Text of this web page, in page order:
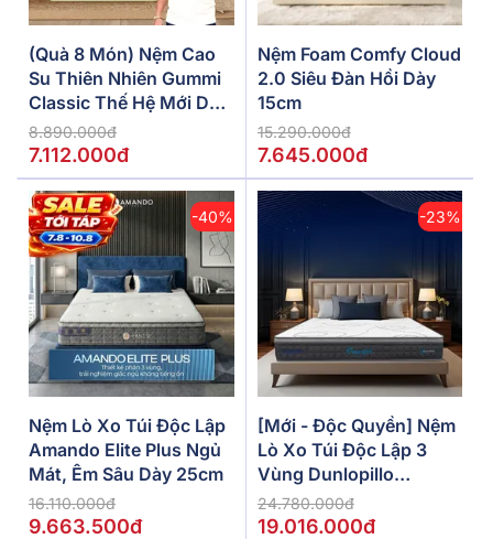
(Quà 8 Món) Nệm Cao
Su Thiên Nhiên Gummi
Classic Thế Hệ Mới Dày
5/10/15cm
8.890.000đ
7.112.000đ
Nệm Foam Comfy Cloud
2.0 Siêu Đàn Hồi Dày
15cm
15.290.000đ
7.645.000đ
-40%
Nệm Lò Xo Túi Độc Lập
Amando Elite Plus Ngủ
Mát, Êm Sâu Dày 25cm
16.110.000đ
9.663.500đ
-23%
[Mới - Độc Quyền] Nệm
Lò Xo Túi Độc Lập 3
Vùng Dunlopillo
De.Stress Powerful
24.780.000đ
19.016.000đ